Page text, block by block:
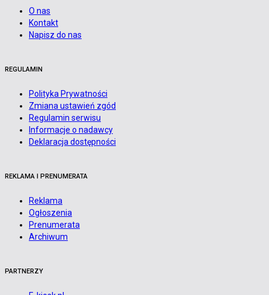
O nas
Kontakt
Napisz do nas
REGULAMIN
Polityka Prywatności
Zmiana ustawień zgód
Regulamin serwisu
Informacje o nadawcy
Deklaracja dostępności
REKLAMA I PRENUMERATA
Reklama
Ogłoszenia
Prenumerata
Archiwum
PARTNERZY